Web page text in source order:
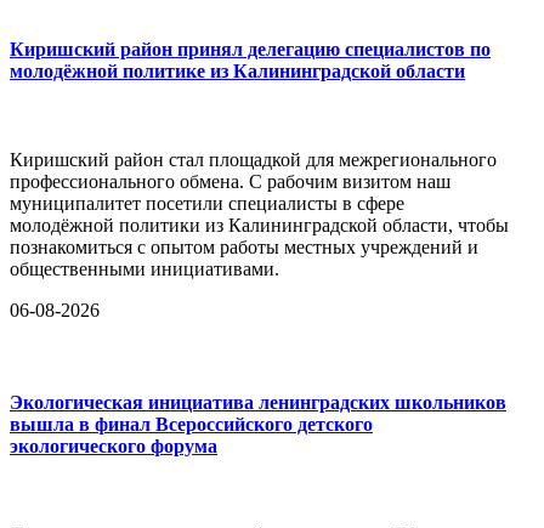
Киришский район принял делегацию специалистов по
молодёжной политике из Калининградской области
Киришский район стал площадкой для межрегионального
профессионального обмена. С рабочим визитом наш
муниципалитет посетили специалисты в сфере
молодёжной политики из Калининградской области, чтобы
познакомиться с опытом работы местных учреждений и
общественными инициативами.
06-08-2026
Экологическая инициатива ленинградских школьников
вышла в финал Всероссийского детского
экологического форума